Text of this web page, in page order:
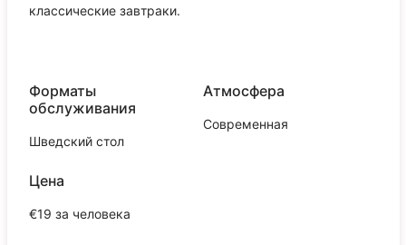
классические завтраки.
Форматы
обслуживания
Шведский стол
Атмосфера
Современная
Цена
€19 за человека